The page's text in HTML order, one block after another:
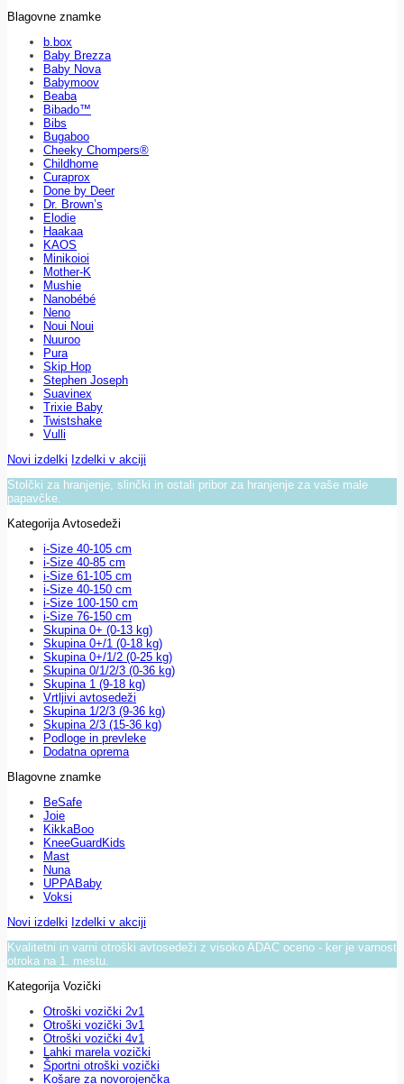
Blagovne znamke
b.box
Baby Brezza
Baby Nova
Babymoov
Beaba
Bibado™
Bibs
Bugaboo
Cheeky Chompers®
Childhome
Curaprox
Done by Deer
Dr. Brown’s
Elodie
Haakaa
KAOS
Minikoioi
Mother-K
Mushie
Nanobébé
Neno
Noui Noui
Nuuroo
Pura
Skip Hop
Stephen Joseph
Suavinex
Trixie Baby
Twistshake
Vulli
Novi izdelki Izdelki v akciji
Stolčki za hranjenje, slinčki in ostali pribor za hranjenje za vaše male
papavčke.
Kategorija Avtosedeži
i-Size 40-105 cm
i-Size 40-85 cm
i-Size 61-105 cm
i-Size 40-150 cm
i-Size 100-150 cm
i-Size 76-150 cm
Skupina 0+ (0-13 kg)
Skupina 0+/1 (0-18 kg)
Skupina 0+/1/2 (0-25 kg)
Skupina 0/1/2/3 (0-36 kg)
Skupina 1 (9-18 kg)
Vrtljivi avtosedeži
Skupina 1/2/3 (9-36 kg)
Skupina 2/3 (15-36 kg)
Podloge in prevleke
Dodatna oprema
Blagovne znamke
BeSafe
Joie
KikkaBoo
KneeGuardKids
Mast
Nuna
UPPABaby
Voksi
Novi izdelki Izdelki v akciji
Kvalitetni in varni otroški avtosedeži z visoko ADAC oceno - ker je varnost
otroka na 1. mestu.
Kategorija Vozički
Otroški vozički 2v1
Otroški vozički 3v1
Otroški vozički 4v1
Lahki marela vozički
Športni otroški vozički
Košare za novorojenčka